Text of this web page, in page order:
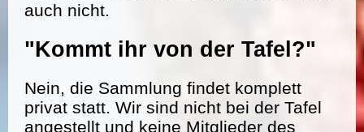
auch nicht.
"Kommt ihr von der Tafel?"
Nein, die Sammlung findet komplett
privat statt. Wir sind nicht bei der Tafel
angestellt und keine Mitglieder des